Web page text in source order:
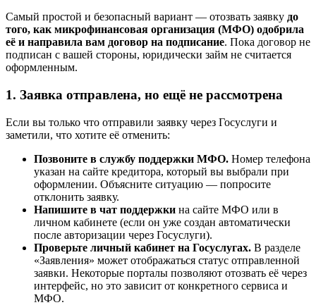
Самый простой и безопасный вариант — отозвать заявку до
того, как микрофинансовая организация (МФО) одобрила
её и направила вам договор на подписание. Пока договор не
подписан с вашей стороны, юридически займ не считается
оформленным.
1. Заявка отправлена, но ещё не рассмотрена
Если вы только что отправили заявку через Госуслуги и
заметили, что хотите её отменить:
Позвоните в службу поддержки МФО. Номер телефона
указан на сайте кредитора, который вы выбрали при
оформлении. Объясните ситуацию — попросите
отклонить заявку.
Напишите в чат поддержки на сайте МФО или в
личном кабинете (если он уже создан автоматически
после авторизации через Госуслуги).
Проверьте личный кабинет на Госуслугах. В разделе
«Заявления» может отображаться статус отправленной
заявки. Некоторые порталы позволяют отозвать её через
интерфейс, но это зависит от конкретного сервиса и
МФО.